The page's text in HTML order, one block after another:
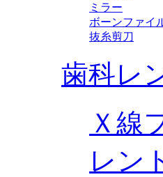
ミラー
ボーンファイ
抜糸剪刀
歯科レ
Ｘ線
レン